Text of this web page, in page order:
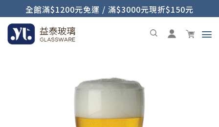
全館滿$1200元免運 / 滿$3000元現折$150元